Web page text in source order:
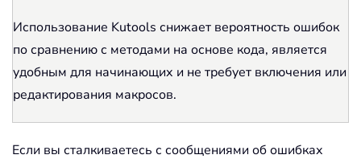
Использование Kutools снижает вероятность ошибок
по сравнению с методами на основе кода, является
удобным для начинающих и не требует включения или
редактирования макросов.
Если вы сталкиваетесь с сообщениями об ошибках